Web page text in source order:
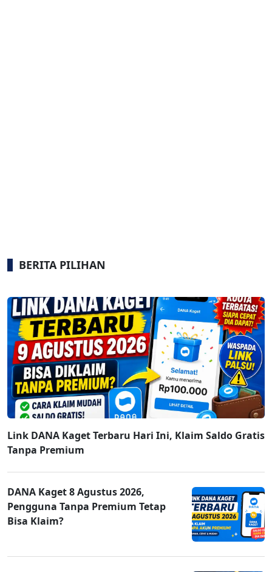
BERITA PILIHAN
Link DANA Kaget Terbaru Hari Ini, Klaim Saldo Gratis
Tanpa Premium
DANA Kaget 8 Agustus 2026,
Pengguna Tanpa Premium Tetap
Bisa Klaim?